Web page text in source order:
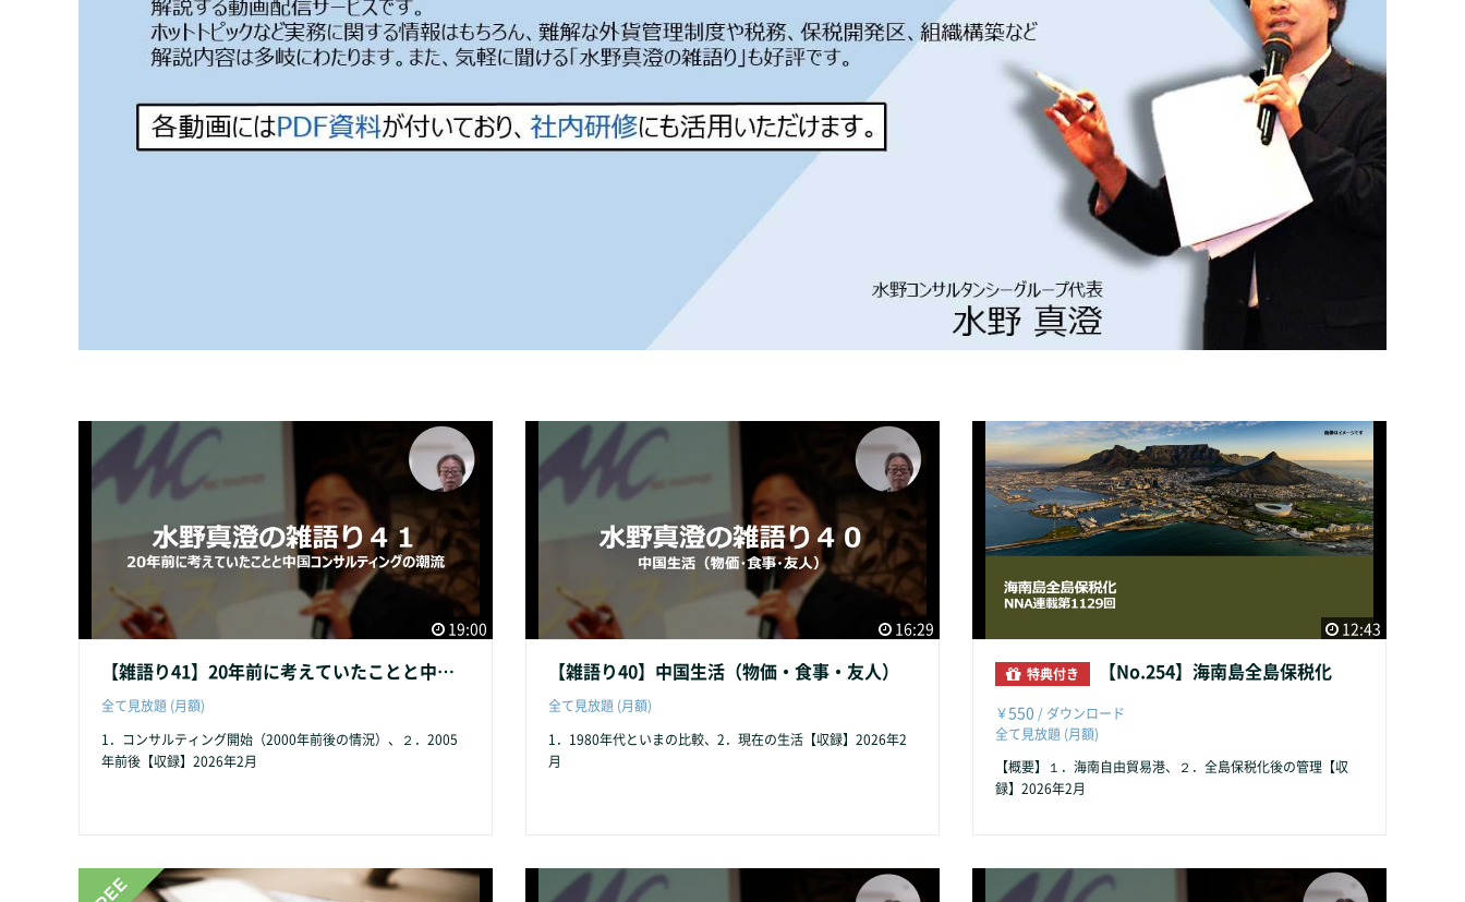
19:00
【雑語り41】20年前に考えていたことと中国コンサルティングの潮流
全て見放題 (月額)
1．コンサルティング開始（2000年前後の情況）、２．2005
年前後【収録】2026年2月
16:29
【雑語り40】中国生活（物価・食事・友人）
全て見放題 (月額)
1．1980年代といまの比較、2．現在の生活【収録】2026年2
月
12:43
特典付き 【No.254】海南島全島保税化
￥550 / ダウンロード
全て見放題 (月額)
【概要】１．海南自由貿易港、２．全島保税化後の管理【収
録】2026年2月